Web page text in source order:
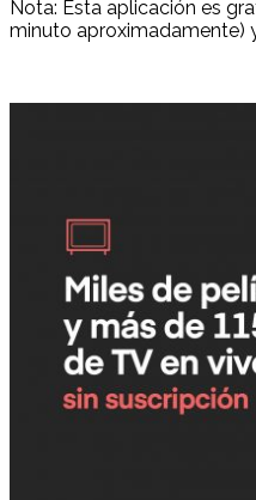
Nota: Esta aplicación es
minuto aproximadamente)